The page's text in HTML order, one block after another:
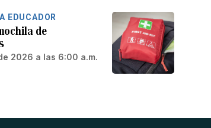
EDUCADOR
de
2026 a las 6:00 a.m.